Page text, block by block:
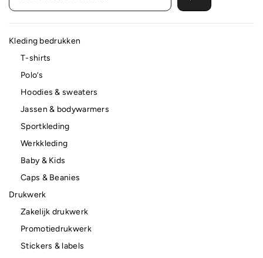
Kleding bedrukken
T-shirts
Polo’s
Hoodies & sweaters
Jassen & bodywarmers
Sportkleding
Werkkleding
Baby & Kids
Caps & Beanies
Drukwerk
Zakelijk drukwerk
Promotiedrukwerk
Stickers & labels